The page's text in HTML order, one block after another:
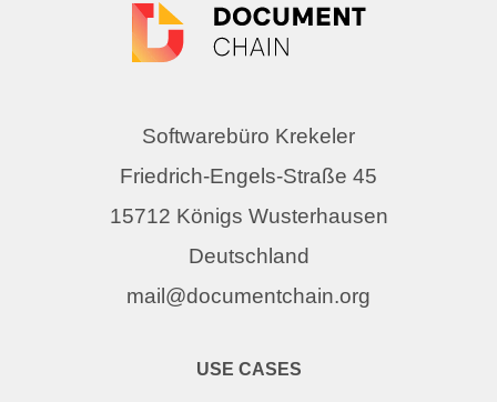
Softwarebüro Krekeler
Friedrich-Engels-Straße 45
15712 Königs Wusterhausen
Deutschland
mail@documentchain.org
USE CASES